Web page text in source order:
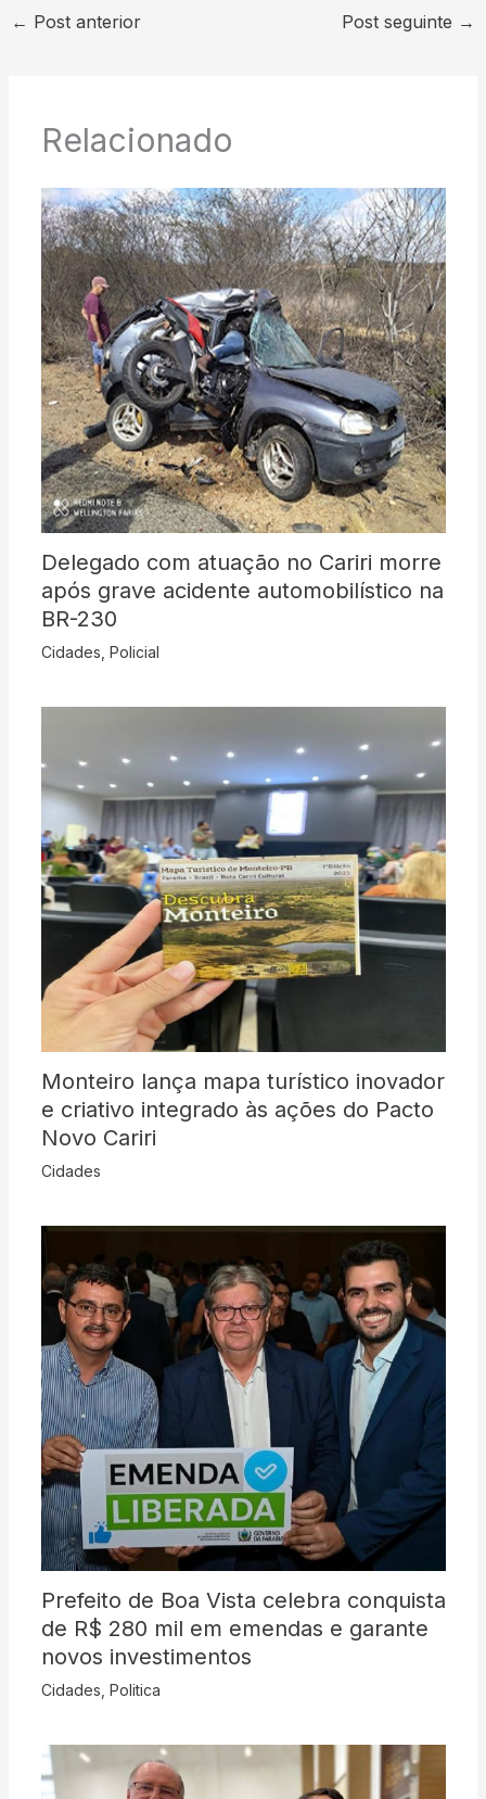
← Post anterior Post seguinte →
Relacionado
Delegado com atuação no Cariri morre
após grave acidente automobilístico na
BR-230
Cidades Policial
Monteiro lança mapa turístico inovador
e criativo integrado às ações do Pacto
Novo Cariri
Cidades
Prefeito de Boa Vista celebra conquista
de R$ 280 mil em emendas e garante
novos investimentos
Cidades Politica